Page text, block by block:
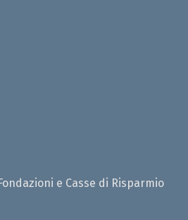
e Casse di Risparmio